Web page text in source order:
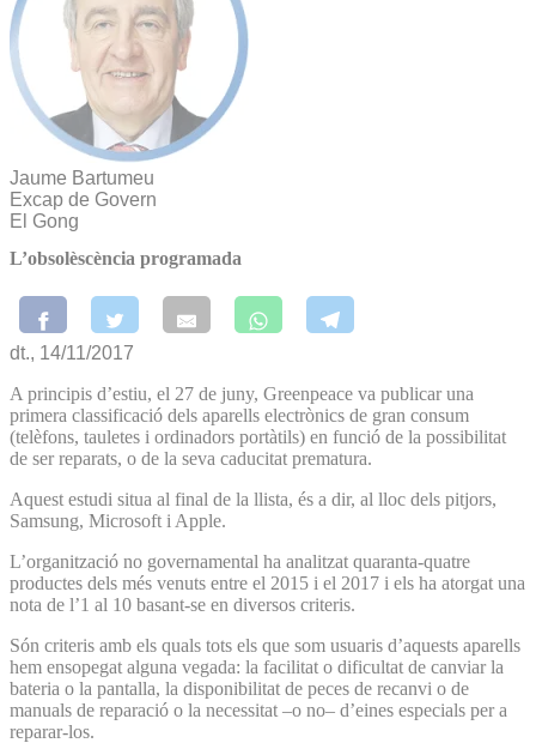
Jaume Bartumeu
Excap de Govern
El Gong
L’obsolèscència programada
dt., 14/11/2017
A principis d’estiu, el 27 de juny, Greenpeace va publicar una
primera classificació dels aparells electrònics de gran consum
(telèfons, tauletes i ordinadors portàtils) en funció de la possibilitat
de ser reparats, o de la seva caducitat prematura.
Aquest estudi situa al final de la llista, és a dir, al lloc dels pitjors,
Samsung, Microsoft i Apple.
L’organització no governamental ha analitzat quaranta-quatre
productes dels més venuts entre el 2015 i el 2017 i els ha atorgat una
nota de l’1 al 10 basant-se en diversos criteris.
Són criteris amb els quals tots els que som usuaris d’aquests aparells
hem ensopegat alguna vegada: la facilitat o dificultat de canviar la
bateria o la pantalla, la disponibilitat de peces de recanvi o de
manuals de reparació o la necessitat –o no– d’eines especials per a
reparar-los.